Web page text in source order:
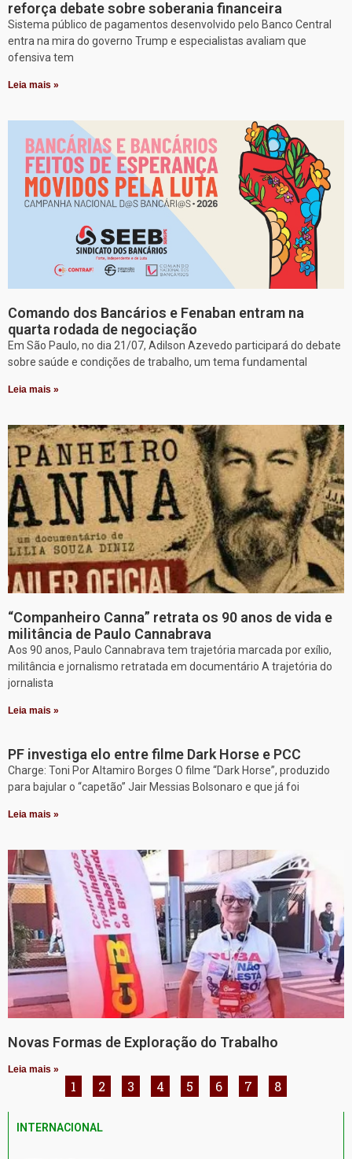
reforça debate sobre soberania financeira
Sistema público de pagamentos desenvolvido pelo Banco Central
entra na mira do governo Trump e especialistas avaliam que
ofensiva tem
Leia mais »
Comando dos Bancários e Fenaban entram na
quarta rodada de negociação
Em São Paulo, no dia 21/07, Adilson Azevedo participará do debate
sobre saúde e condições de trabalho, um tema fundamental
Leia mais »
“Companheiro Canna” retrata os 90 anos de vida e
militância de Paulo Cannabrava
Aos 90 anos, Paulo Cannabrava tem trajetória marcada por exílio,
militância e jornalismo retratada em documentário A trajetória do
jornalista
Leia mais »
PF investiga elo entre filme Dark Horse e PCC
Charge: Toni Por Altamiro Borges O filme “Dark Horse”, produzido
para bajular o “capetão” Jair Messias Bolsonaro e que já foi
Leia mais »
Novas Formas de Exploração do Trabalho
Leia mais »
1 2 3 4 5 6 7 8
INTERNACIONAL